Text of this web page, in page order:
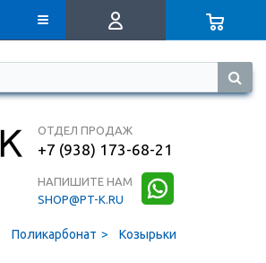
ОТДЕЛ ПРОДАЖ
+7 (938) 173-68-21
НАПИШИТЕ НАМ
SHOP@PT-K.RU
Поликарбонат Козырьки